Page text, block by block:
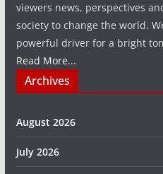
viewers news, perspectives
society to change the world.
powerful driver for a bright
Read More...
Archives
August 2026
July 2026